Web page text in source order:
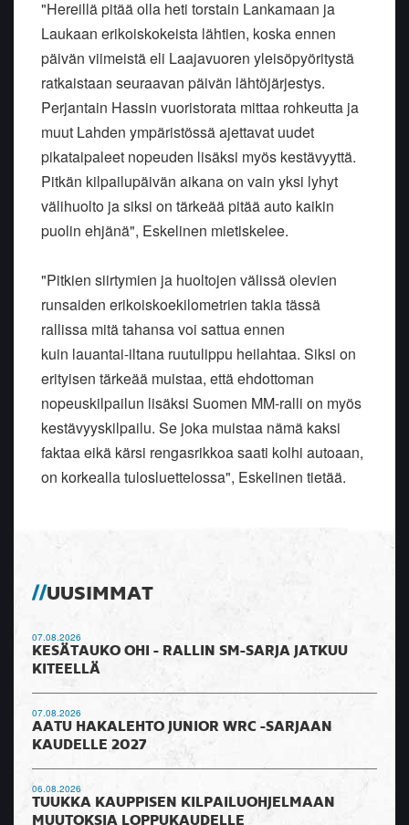
"Hereillä pitää olla heti torstain Lankamaan ja
Laukaan erikoiskokeista lähtien, koska ennen
päivän viimeistä eli Laajavuoren yleisöpyöritystä
ratkaistaan seuraavan päivän lähtöjärjestys.
Perjantain Hassin vuoristorata mittaa rohkeutta ja
muut Lahden ympäristössä ajettavat uudet
pikataipaleet nopeuden lisäksi myös kestävyyttä.
Pitkän kilpailupäivän aikana on vain yksi lyhyt
välihuolto ja siksi on tärkeää pitää auto kaikin
puolin ehjänä", Eskelinen mietiskelee.
"Pitkien siirtymien ja huoltojen välissä olevien
runsaiden erikoiskoekilometrien takia tässä
rallissa mitä tahansa voi sattua ennen
kuin lauantai-iltana ruutulippu heilahtaa. Siksi on
erityisen tärkeää muistaa, että ehdottoman
nopeuskilpailun lisäksi Suomen MM-ralli on myös
kestävyyskilpailu. Se joka muistaa nämä kaksi
faktaa eikä kärsi rengasrikkoa saati kolhi autoaan,
on korkealla tulosluettelossa", Eskelinen tietää.
UUSIMMAT
07.08.2026
KESÄTAUKO OHI - RALLIN SM-SARJA JATKUU
KITEELLÄ
07.08.2026
AATU HAKALEHTO JUNIOR WRC -SARJAAN
KAUDELLE 2027
06.08.2026
TUUKKA KAUPPISEN KILPAILUOHJELMAAN
MUUTOKSIA LOPPUKAUDELLE